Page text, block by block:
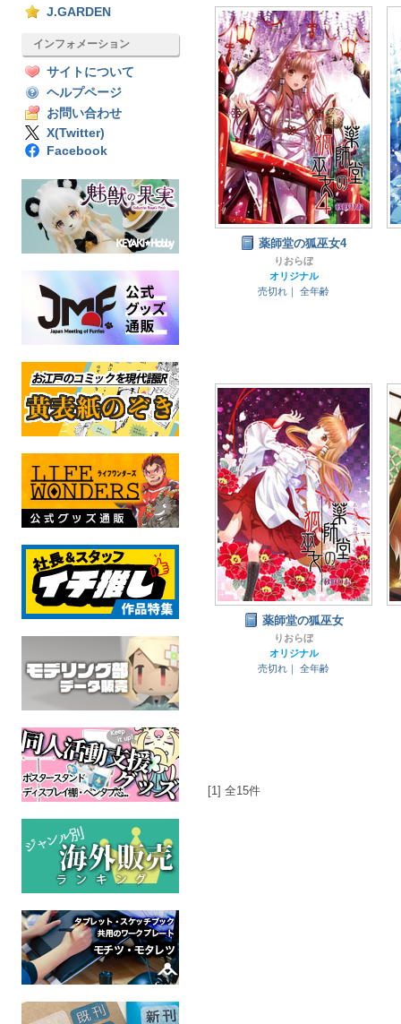
J.GARDEN
インフォメーション
サイトについて
ヘルプページ
お問い合わせ
X(Twitter)
Facebook
薬師堂の狐巫女4
りおらぼ
オリジナル
売切れ｜
全年齢
薬師堂の狐巫女
りおらぼ
オリジナル
売切れ｜
全年齢
[1] 全15件